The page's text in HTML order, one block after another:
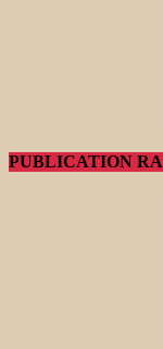
PUBLICATION